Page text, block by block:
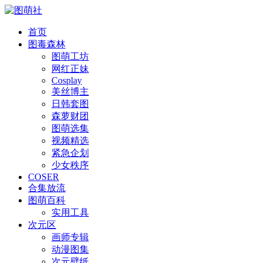
首页
图毒森林
图萌工坊
网红正妹
Cosplay
美丝博主
日韩套图
森萝财团
图萌选集
视频精选
紧急企划
少女秩序
COSER
合集放流
图萌百科
实用工具
次元区
画师专辑
动漫图集